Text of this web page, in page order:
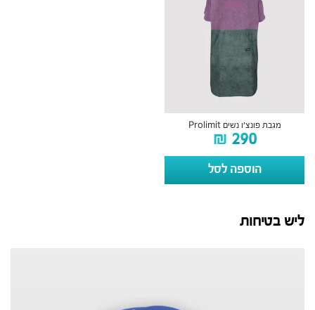
מגבת פונצ’ו נשים Prolimit
₪ 290
הוספה לסל
ליש בטיחות